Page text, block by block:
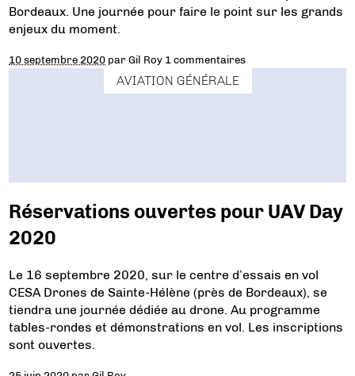
Bordeaux. Une journée pour faire le point sur les grands
enjeux du moment.
10 septembre 2020 parGil Roy 1 commentaires
AVIATION GÉNÉRALE
Réservations ouvertes pour UAV Day
2020
Le 16 septembre 2020, sur le centre d’essais en vol
CESA Drones de Sainte-Hélène (près de Bordeaux), se
tiendra une journée dédiée au drone. Au programme
tables-rondes et démonstrations en vol. Les inscriptions
sont ouvertes.